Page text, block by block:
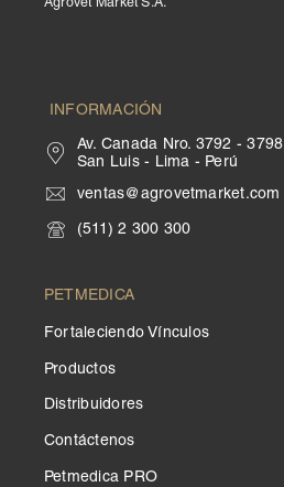
Agrovet Market S.A.
INFORMACIÓN
Av. Canada Nro. 3792 - 3798
San Luis - Lima - Perú
ventas@agrovetmarket.com
(511) 2 300 300
PETMEDICA
Fortaleciendo Vínculos
Productos
Distribuidores
Contáctenos
Petmedica PRO